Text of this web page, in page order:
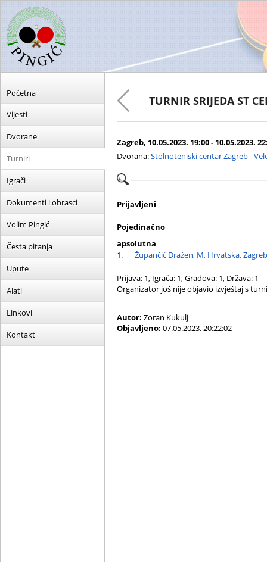
Početna
Vijesti
Dvorane
Turniri
Igrači
Dokumenti i obrasci
Volim Pingić
Česta pitanja
Upute
Alati
Linkovi
Kontakt
TURNIR SRIJEDA ST
Zagreb, 10.05.2023. 19:00 - 10.05.2023.
Dvorana:Stolnoteniski centar Zagreb -
Prijavljeni
Pojedinačno
apsolutna
1.
Župančić Dražen, M, Hrvatska,
Prijava: 1, Igrača: 1, Gradova: 1, Država: 1
Organizator još nije objavio izvještaj s
Autor: Zoran Kukulj
Objavljeno: 07.05.2023. 20:22:02